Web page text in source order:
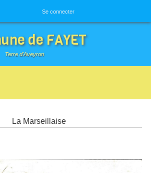
Se connecter
de FAYET
Terre d'Aveyron
La Marseillaise